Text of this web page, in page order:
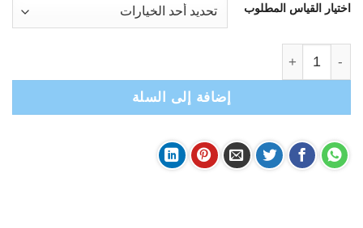
اختيار القياس المطلوب
إضافة إلى السلة